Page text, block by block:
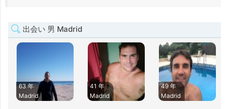
出会い 男 Madrid
63 年
Madrid
41 年
Madrid
49 年
Madrid